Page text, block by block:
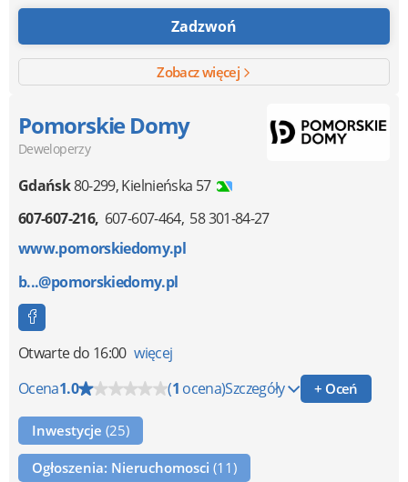
Zadzwoń
Zobacz więcej
Pomorskie Domy
Deweloperzy
Gdańsk80-299,Kielnieńska 57
607-607-216 607-607-464 58 301-84-27
www.pomorskiedomy.pl
b...@pomorskiedomy.pl
Otwartedo 16:00 więcej
Ocena1.0 (1 ocena)Szczegóły + Oceń
Inwestycje (25)
Ogłoszenia: Nieruchomosci (11)